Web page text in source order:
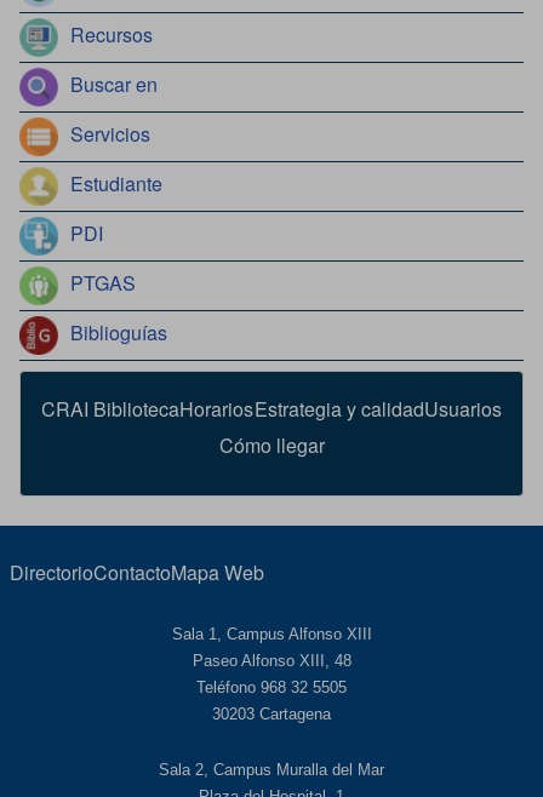
Recursos
Buscar en
Servicios
Estudiante
PDI
PTGAS
Biblioguías
CRAI BibliotecaHorariosEstrategia y calidadUsuarios
Cómo llegar
DirectorioContactoMapa Web
Sala 1, Campus Alfonso XIII
Paseo Alfonso XIII, 48
Teléfono 968 32 5505
30203 Cartagena
Sala 2, Campus Muralla del Mar